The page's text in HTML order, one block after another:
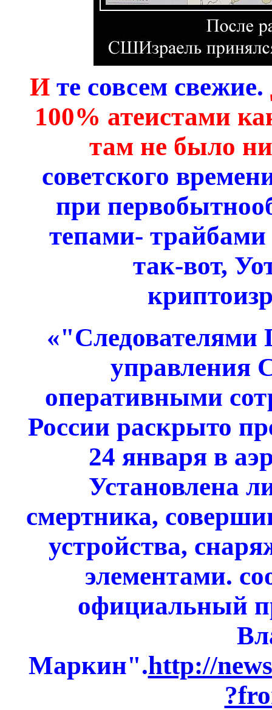
И те совсем свежие.
100% атеистами
там не было
советского
при
тепами-
так-вот,
«"Следователями
управления
оперативными
России раскрыто
24 января в
Установлена
смертника,
устройства,
элементами.
официальный
Маркин".http://